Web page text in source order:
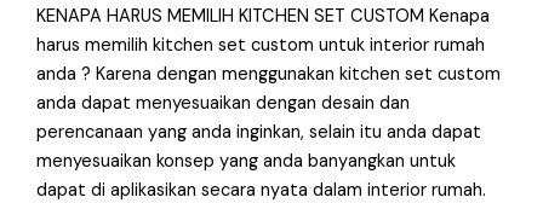
KENAPA HARUS MEMILIH KITCHEN SET CUSTOM Kenapa
harus memilih kitchen set custom untuk interior rumah
anda ? Karena dengan menggunakan kitchen set custom
anda dapat menyesuaikan dengan desain dan
perencanaan yang anda inginkan, selain itu anda dapat
menyesuaikan konsep yang anda banyangkan untuk
dapat di aplikasikan secara nyata dalam interior rumah.